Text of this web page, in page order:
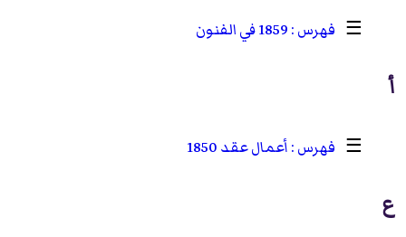
☰
1859 في الفنون
أ
☰ أعمال عقد 1850
ع